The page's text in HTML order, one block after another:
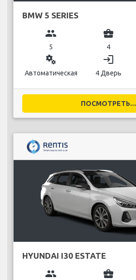
BMW 5 SERIES
group
5
business_center
4
miscellaneous_services
Автоматическая
login
4 Дверь
ПОСМОТРЕТЬ...
HYUNDAI I30 ESTATE
group business_center